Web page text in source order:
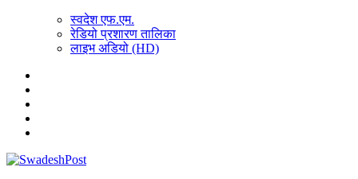
स्वदेश एफ.एम.
रेडियो प्रशारण तालिका
लाइभ अडियो (HD)